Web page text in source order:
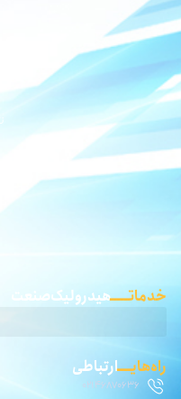
خدماتـــــهیدرولیک صنعت
راه‌هایــــارتباطی
02146870636